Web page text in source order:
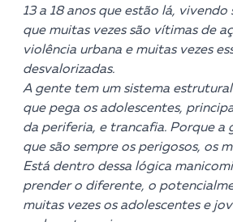
13 a 18 anos que estão lá, vivendo
que muitas vezes são vítimas de
violência urbana e muitas vezes
desvalorizadas.
A gente tem um sistema
que pega os adolescentes,
da periferia, e trancafia. Porque a
que são sempre os perigosos, os
Está dentro dessa lógica
prender o diferente, o
muitas vezes os adolescentes e